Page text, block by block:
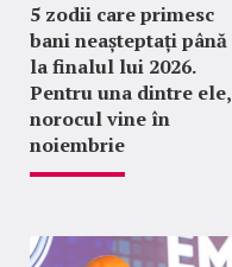
5 zodii care primesc
bani neașteptați până
la finalul lui 2026.
Pentru una dintre ele,
norocul vine în
noiembrie